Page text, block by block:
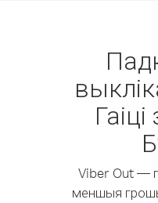
Viber Out —
меншыя